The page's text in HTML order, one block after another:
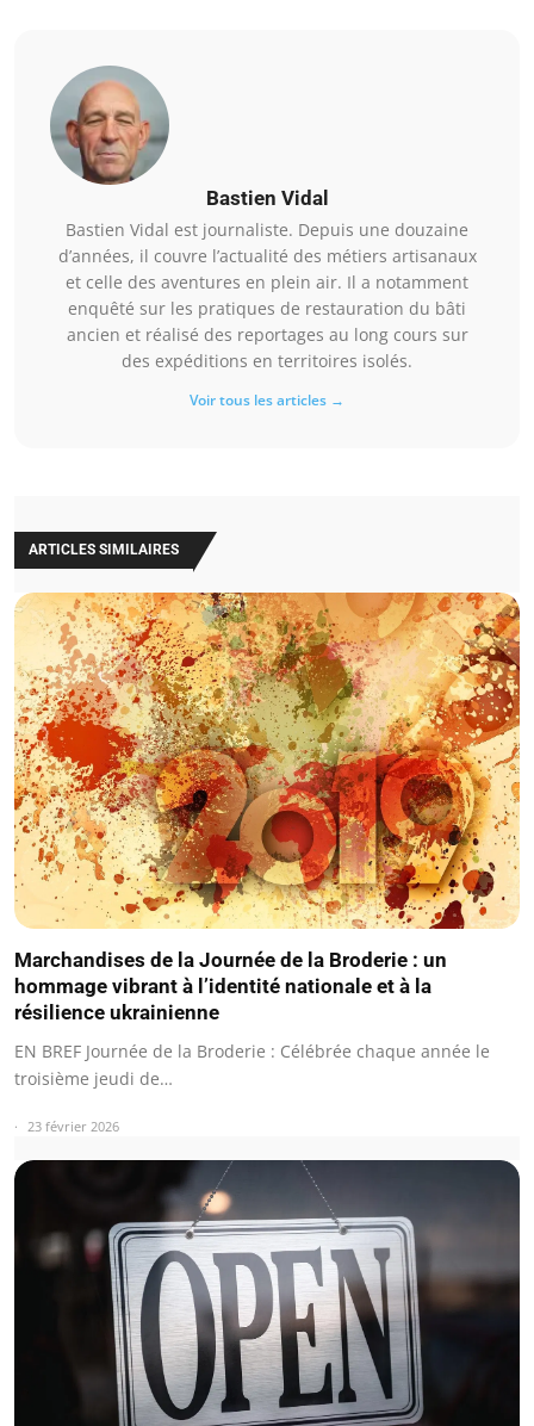
Bastien Vidal
Bastien Vidal est journaliste. Depuis une douzaine
d’années, il couvre l’actualité des métiers artisanaux
et celle des aventures en plein air. Il a notamment
enquêté sur les pratiques de restauration du bâti
ancien et réalisé des reportages au long cours sur
des expéditions en territoires isolés.
Voir tous les articles →
ARTICLES SIMILAIRES
Marchandises de la Journée de la Broderie : un
hommage vibrant à l’identité nationale et à la
résilience ukrainienne
EN BREF Journée de la Broderie : Célébrée chaque année le
troisième jeudi de…
23 février 2026